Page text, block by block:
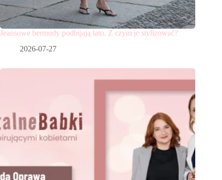
Jeansowe bermudy podbijają lato. Z czym je stylizować?
2026-07-27